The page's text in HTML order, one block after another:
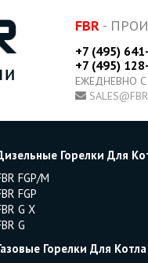
FBR -
+7 (495)
+7 (495)
ЕЖЕДНЕВНО
Горелки Для
FGP/M
FGP
G X
G
Горелки Для Котла